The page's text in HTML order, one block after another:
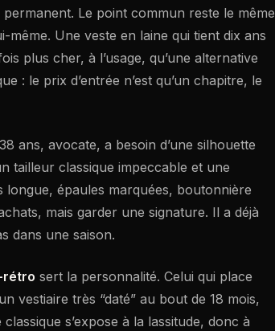
Le point commun reste le même
Une veste en laine qui tient dix ans
plus cher, à l’usage, qu’une alternative
: le prix d’entrée n’est qu’un chapitre, le
ans, avocate, a besoin d’une silhouette
tailleur classique impeccable et une
épaules marquées, boutonnière
mais garder une signature. Il a déjà
dans une saison.
rétro sert la personnalité. Celui qui place
vestiaire très “daté” au bout de 18 mois,
s’expose à la lassitude, donc à